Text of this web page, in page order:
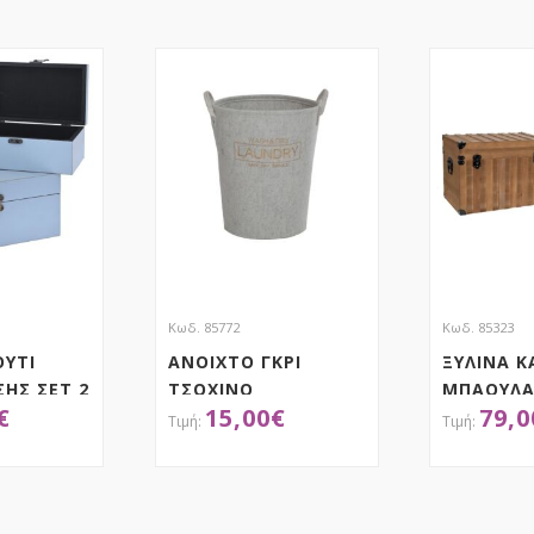
ΣΕΤ 2
Κωδ. 85772
ΑΝΟΙΧΤΟ ΓΚΡΙ
ΤΣΟΧΙΝΟ
ΔΙΑΦ.ΧΡΗΣΕΩΝ 34
15,00€
Κωδ. 85323
ΞΥΛΙΝΑ